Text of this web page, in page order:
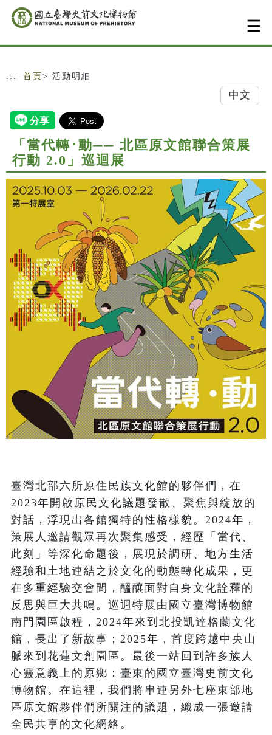
跳到主要內容
網站導覽
::: 首頁 > 活動明細
中文
「當代轉･動── 北區原文館聯合策展
行動 2.0」巡迴展
臺灣北部六所原住民族文化館的夥伴們，在
2023年開啟原民文化議題發散、聚焦與綻放的
對話，浮現出各館獨特的性格樣貌。2024年，
策展人邀請觀眾再次聚集感受，經歷「當代、
此刻」等深化命題後，展現於調研、地方生活
經驗和土地連結之於文化的動態轉化成果，更
在多重經驗交會間，醞釀面對自身文化詮釋的
反思與巨大共鳴。巡迴特展由國立臺灣博物館
南門園區啟程，2024年來到北投凱達格蘭文化
館，長出了新故事；2025年，首度跨越中央山
脈來到花蓮文創園區。最後一站回到許多族人
心靈意義上的原鄉：臺東的國立臺灣史前文化
博物館。在這裡，我們將串連另外七座東部地
區原文館夥伴們所關注的議題，織成一張邀請
全民共享的文化網絡。